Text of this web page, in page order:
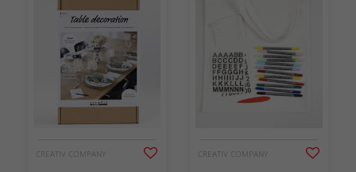
CREATIV COMPANY CREATIV COMPANY